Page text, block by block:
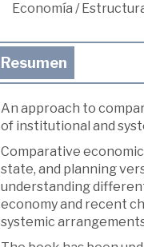
Economía /
Resumen
An approach to
of institutional and
Comparative
state, and planning
understanding
economy and recent
systemic